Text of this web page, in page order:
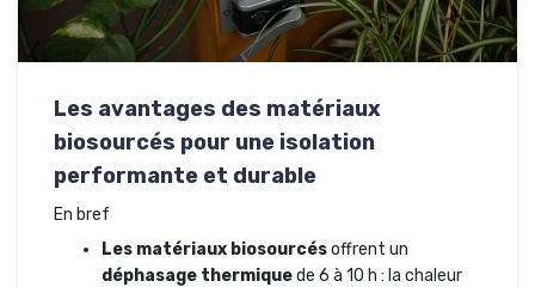
Les avantages des matériaux
biosourcés pour une isolation
performante et durable
En bref
Les matériaux biosourcésoffrent un
déphasage thermiquede 6 à 10 h : la chaleur